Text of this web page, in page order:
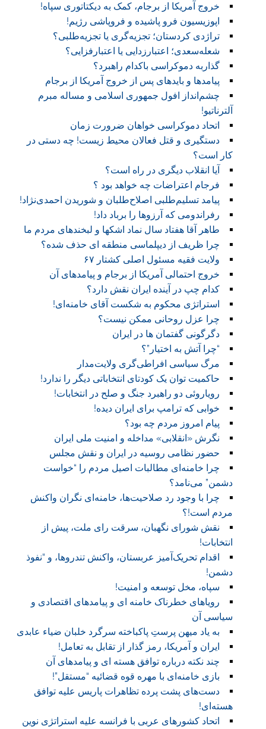
خروج آمریکا از برجام، کمک به دیکتاتوری سپاه!
اپوزیسیون فرو پاشیده و فروپاشی رژیم!
تراژدی کردستان؛ تجزیه‌گری یا تجزیه‌طلبی؟
شعله‌سعدی؛ اعتبارزدایی یا اعتبارفزایی؟
گذاربه دموکراسی باکدام راهبرد؟
پیامدها و بایدهای پس از خروج آمریکا از برجام
چشم‌انداز افول جمهوری اسلامی و مساله مبرم
آلترناتیو!
اتحاد دموکراسی خواهان ضرورت زمان
دستگیری و قتل فعالان محیط زیست! چه دستی در
کار است؟
آیا انقلاب دیگری در راه است؟
فرجام اعتراضات چه خواهد بود ؟
پیامد تسلیم‌طلبی اصلاح‌طلبان و شوریدن احمدی‌نژاد!
رفراندومی که آرزوها را برباد داد!
طاهر آقا هفتاد سال نماد اشکها و لبخندهای مردم ما
چرا ظریف از دیپلماسی منطقه ای حذف شده؟
ولایت فقیه مسئول اصلی کشتار ۶۷
خروج احتمالی آمریکا از برجام و پیامدهای آن
کدام چپ در آینده ایران نقش دارد؟
استراتژی محکوم به شکست آقای خامنه‌ای!
چرا عزل روحانی ممکن نیست؟
دگرگونی گفتمان ها در ایران
“چرا آتش به اختیار”؟
مرگ سیاسی افراطی‌گری ولایت‌مدار
حاکمیت توان یک کودتای انتخاباتی دیگر را ندارد!
رویاروئی دو راهبرد جنگ و صلح در انتخابات!
خوابی که ترامپ برای ایران دیده!
پیام امروز مردم چه بود؟
نگرش «انقلابی» مداخله و امنیت ملی ایران
حضور نظامی روسیه در ایران و نقش مجلس
چرا خامنه‌ای مطالبات اصیل مردم را “خواست
دشمن” می‌نامد؟
چرا با وجود رد صلاحیت‌ها، خامنه‌ای نگران واکنش
مردم است!؟
نقش شورای نگهبان، سرقت رای ملت، پیش از
انتخابات!
اقدام تحریک‌آمیز عربستان، واکنش تندروها، و “نفوذ
دشمن!
سپاه، مخل توسعه و امنیت!
رویاهای خطرناک خامنه ای و پیامدهای اقتصادی و
سیاسی آن
به یاد میهن پرستِ پاکباخته سرگرد خلبان ضیاء عابدی
ایران و آمریکا، رمز گذار از تقابل به تعامل!
چند نکته درباره توافق هسته ای و پیامدهای آن
بازی خامنه‌ای با مهره قوه قضائيه “مستقل”!
دست‌های پشت پرده تظاهرات پاريس عليه توافق
هسته‌ای!
اتحاد کشورهای عربی با فرانسه عليه استراتژی نوين